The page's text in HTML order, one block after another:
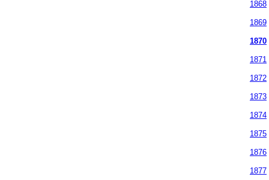
1868
1869
1870
1871
1872
1873
1874
1875
1876
1877